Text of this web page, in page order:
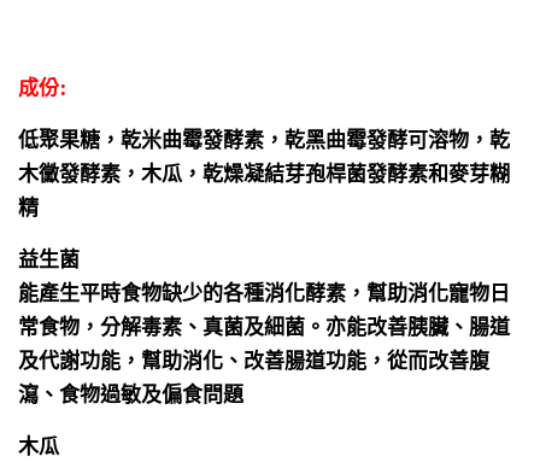
成份:
低聚果糖，乾米曲霉發酵素，乾黑曲霉發酵可溶物，乾
木黴發酵素，木瓜，乾燥凝結芽孢桿菌發酵素和麥芽糊
精
益生菌
能產生平時食物缺少的各種消化酵素，幫助消化寵物日
常食物，分解毒素、真菌及細菌。亦能改善胰臟、腸道
及代謝功能，幫助消化、改善腸道功能，從而改善腹
瀉、食物過敏及偏食問題
木瓜